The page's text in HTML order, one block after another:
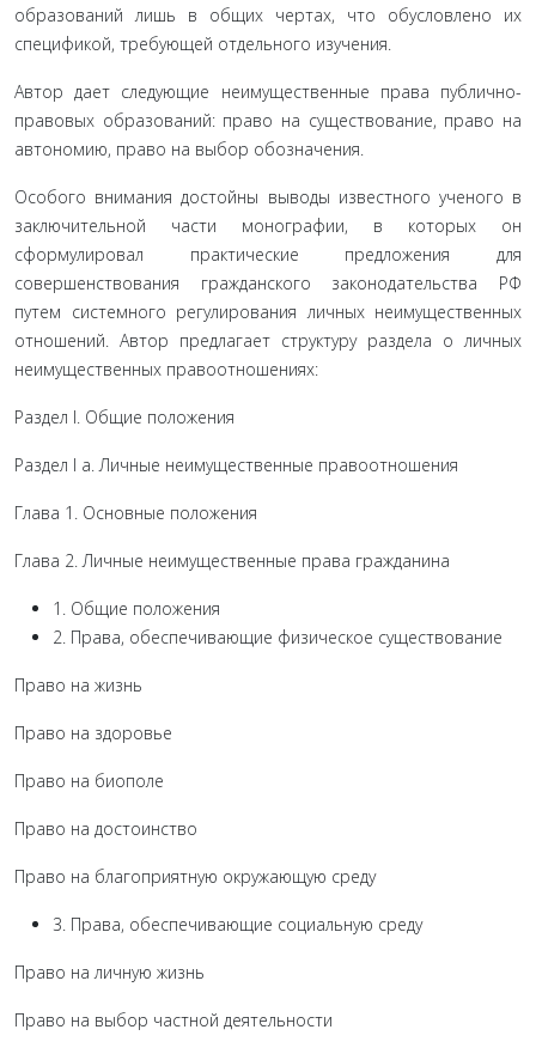
образований лишь в общих чертах, что обусловлено их
спецификой, требующей отдельного изучения.
Автор дает следующие неимущественные пра­ва публично-
правовых образований: право на суще­ствование, право на
автономию, право на выбор обо­значения.
Особого внимания достойны выводы известного ученого в
заключительной части монографии, в кото­рых он
сформулировал практические предложения для
совершенствования гражданского законодатель­ства РФ
путем системного регулирования личных не­имущественных
отношений. Автор предлагает струк­туру раздела о личных
неимущественных правоотно­шениях:
Раздел I. Общие положения
Раздел I а. Личные неимущественные правоотно­шения
Глава 1. Основные положения
Глава 2. Личные неимущественные права граж­данина
1. Общие положения
2. Права, обеспечивающие физическое суще­ствование
Право на жизнь
Право на здоровье
Право на биополе
Право на достоинство
Право на благоприятную окружающую среду
3. Права, обеспечивающие социальную среду
Право на личную жизнь
Право на выбор частной деятельности